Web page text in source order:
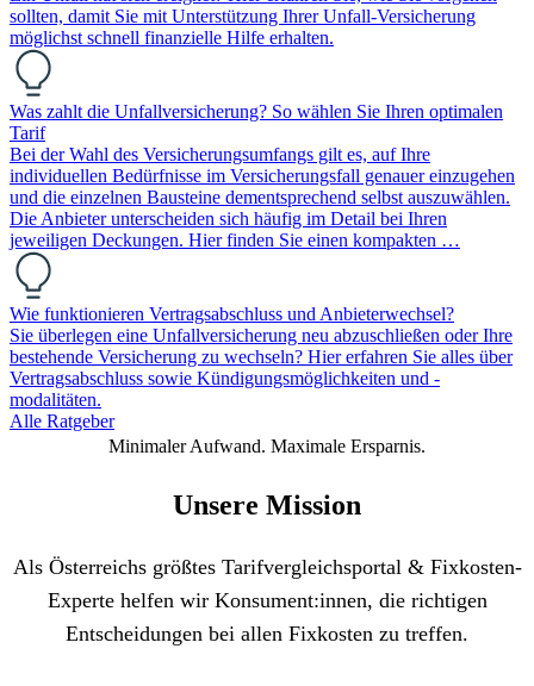
sollten, damit Sie mit Unterstützung Ihrer Unfall-Versicherung
möglichst schnell finanzielle Hilfe erhalten.
Was zahlt die Unfallversicherung? So wählen Sie Ihren optimalen
Tarif
Bei der Wahl des Versicherungsumfangs gilt es, auf Ihre
individuellen Bedürfnisse im Versicherungsfall genauer einzugehen
und die einzelnen Bausteine dementsprechend selbst auszuwählen.
Die Anbieter unterscheiden sich häufig im Detail bei Ihren
jeweiligen Deckungen. Hier finden Sie einen kompakten …
Wie funktionieren Vertragsabschluss und Anbieterwechsel?
Sie überlegen eine Unfallversicherung neu abzuschließen oder Ihre
bestehende Versicherung zu wechseln? Hier erfahren Sie alles über
Vertragsabschluss sowie Kündigungsmöglichkeiten und -
modalitäten.
Alle Ratgeber
Minimaler Aufwand. Maximale Ersparnis.
Unsere Mission
Als Österreichs größtes Tarifvergleichsportal & Fixkosten-
Experte helfen wir Konsument:innen, die richtigen
Entscheidungen bei allen Fixkosten zu treffen.